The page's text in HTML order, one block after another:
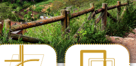
ESPAÑOLA